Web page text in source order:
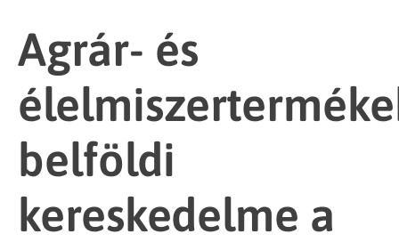
Agrár- és
belföldi
kereskedelme a